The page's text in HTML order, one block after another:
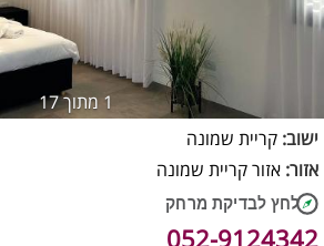
1מתוך 17
ישוב: קריית שמונה
אזור: אזור קריית שמונה
052-9124342